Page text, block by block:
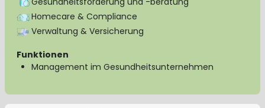
Homecare & Compliance
Verwaltung & Versicherung
Funktionen
Management im Gesundheitsunternehmen